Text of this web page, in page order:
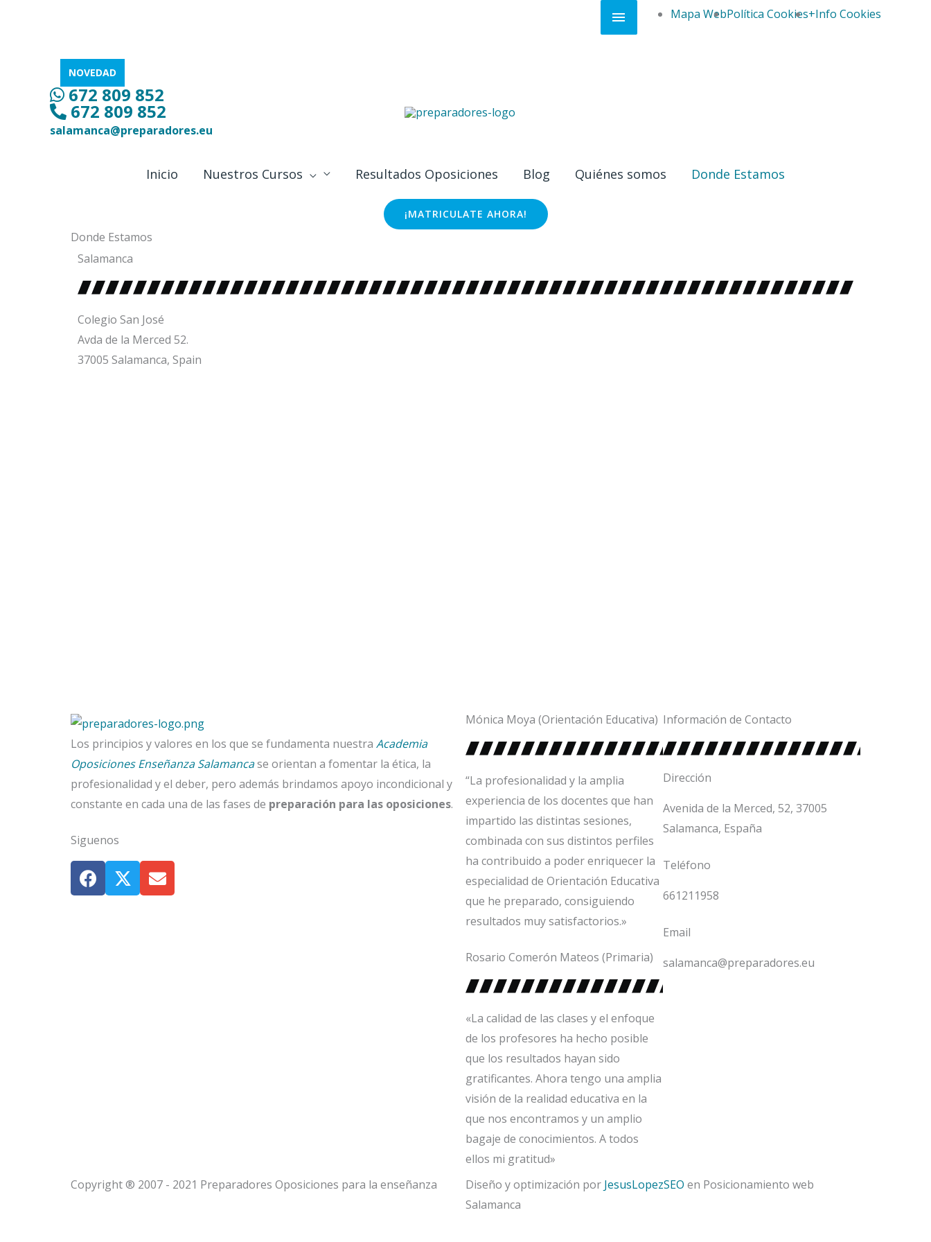
NOVEDAD
SOBRE Mapa WebPolítica Cookies+Info Cookies
672 809 852
672 809 852
salamanca@preparadores.eu
Inicio Nuestros Cursos Resultados Oposiciones Blog Quiénes somos Donde Estamos
¡MATRICULATE AHORA!
Donde Estamos
Salamanca
Colegio San José
Avda de la Merced 52.
37005 Salamanca, Spain
Los principios y valores en los que se fundamenta nuestra Academia
Oposiciones Enseñanza Salamancase orientan a fomentar la ética, la
profesionalidad y el deber, pero además brindamos apoyo incondicional y
constante en cada una de las fases de preparación para las oposiciones.
Siguenos
F
a
c
T
w
i
E
n
v
Mónica Moya (Orientación Educativa)
“La profesionalidad y la amplia
experiencia de los docentes que han
impartido las distintas sesiones,
combinada con sus distintos perfiles
ha contribuido a poder enriquecer la
especialidad de Orientación Educativa
que he preparado, consiguiendo
resultados muy satisfactorios.»
Rosario Comerón Mateos (Primaria)
«La calidad de las clases y el enfoque
de los profesores ha hecho posible
que los resultados hayan sido
gratificantes. Ahora tengo una amplia
visión de la realidad educativa en la
que nos encontramos y un amplio
bagaje de conocimientos. A todos
ellos mi gratitud»
Información de Contacto
Dirección
Avenida de la Merced, 52, 37005
Salamanca, España
Teléfono
661211958
Email
salamanca@preparadores.eu
Copyright ® 2007 - 2021 Preparadores Oposiciones para la enseñanza Diseño y optimización por JesusLopezSEO en Posicionamiento web
Salamanca